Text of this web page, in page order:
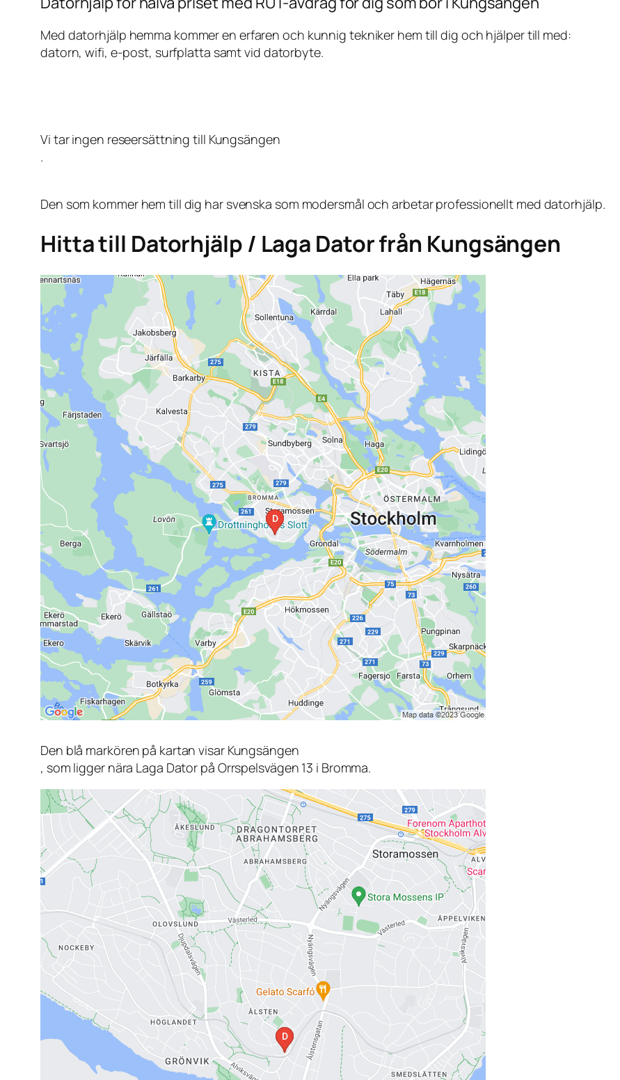
Med datorhjälp hemma kommer en erfaren och kunnig tekniker hem till dig och hjälper till med:
datorn, wifi, e-post, surfplatta samt vid datorbyte.
Vi tar ingen reseersättning till Kungsängen
.
Den som kommer hem till dig har svenska som modersmål och arbetar professionellt med datorhjälp.
Hitta till Datorhjälp / Laga Dator från Kungsängen
Den blå markören på kartan visar Kungsängen
, som ligger nära Laga Dator på Orrspelsvägen 13 i Bromma.